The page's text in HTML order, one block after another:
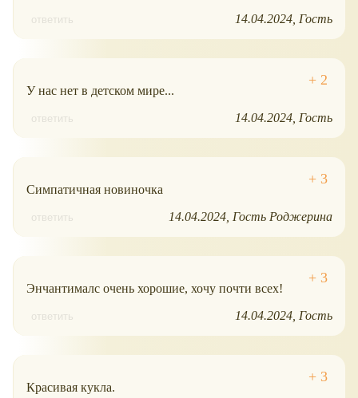
ответить 14.04.2024 Гость
У нас нет в детском мире...
ответить 14.04.2024 Гость
Симпатичная новиночка
ответить 14.04.2024 Гость Роджерина
Энчантималс очень хорошие, хочу почти всех!
ответить 14.04.2024 Гость
Красивая кукла.